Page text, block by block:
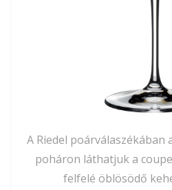
A Riedel
poháron láthatjuk a
felfelé öblösödő